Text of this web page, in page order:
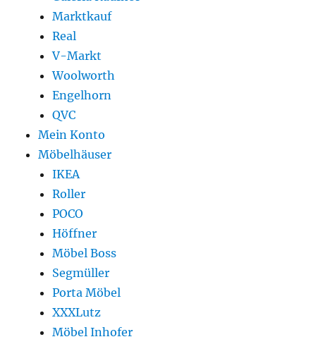
Marktkauf
Real
V-Markt
Woolworth
Engelhorn
QVC
Mein Konto
Möbelhäuser
IKEA
Roller
POCO
Höffner
Möbel Boss
Segmüller
Porta Möbel
XXXLutz
Möbel Inhofer